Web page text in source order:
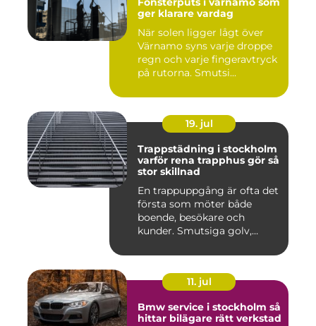
ger klarare vardag
När solen ligger lågt över
Värnamo syns varje droppe
regn och varje fingeravtryck
på rutorna. Smutsi...
19. jul
Trappstädning i stockholm
varför rena trapphus gör så
stor skillnad
En trappuppgång är ofta det
första som möter både
boende, besökare och
kunder. Smutsiga golv,
11. jul
Bmw service i stockholm så
hittar bilägare rätt verkstad